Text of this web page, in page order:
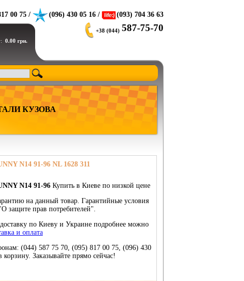
00 75 / (096) 430 05 16 / (093) 704 36 63
0.00 грн.
+38 (044) 587-75-70
КУЗОВА
N14 91-96 NL 1628 311
N14 91-96 Купить в Киеве по низкой цене
на данный товар. Гарантийные условия
защите прав потребителей".
по Киеву и Украине подробнее можно
и оплата
(044) 587 75 70, (095) 817 00 75, (096) 430
Заказывайте прямо сейчас!